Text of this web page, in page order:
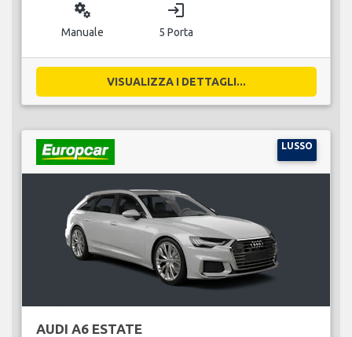
miscellaneous_services
Manuale
login
5 Porta
VISUALIZZA I DETTAGLI...
LUSSO
AUDI A6 ESTATE